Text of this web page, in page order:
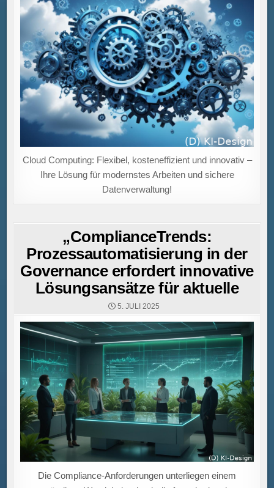
Cloud Computing: Flexibel, kosteneffizient und innovativ –
Ihre Lösung für modernstes Arbeiten und sichere
Datenverwaltung!
„ComplianceTrends:
Prozessautomatisierung in der
Governance erfordert innovative
Lösungsansätze für aktuelle
5. JULI 2025
Die Compliance-Anforderungen unterliegen einem